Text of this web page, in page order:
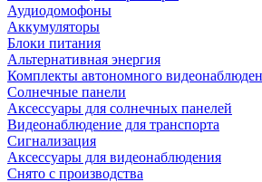
Аудиодомофоны
Аккумуляторы
Блоки питания
Альтернативная энергия
Комплекты автономного
Солнечные панели
Аксессуары для солнечных панелей
Видеонаблюдение для транспорта
Сигнализация
Аксессуары для видеонаблюдения
Снято с производства